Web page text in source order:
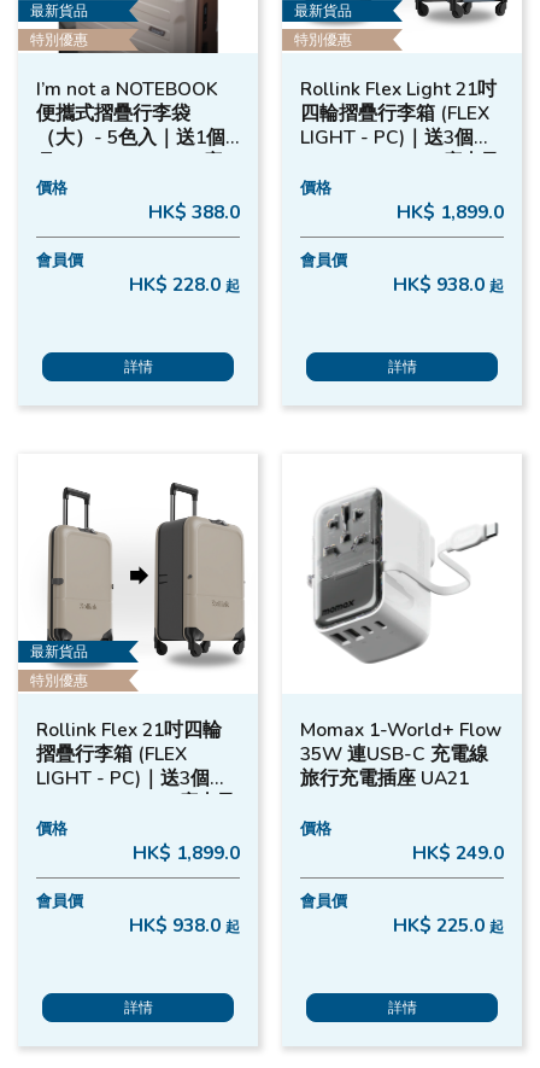
最新貨品
特別優惠
I’m not a NOTEBOOK
便攜式摺疊行李袋
（大）- 5色入｜送1個
月 MOTOGO Care (廣
東及澳門) 旅遊保險
價格
HK$ 388.0
會員價
HK$ 228.0 起
詳情
最新貨品
特別優惠
Rollink Flex Light 21吋
四輪摺疊行李箱 (FLEX
LIGHT - PC)｜送3個月
MOTOGO Care (廣東及
澳門) 旅遊保險 -
Atlantic Blue
價格
HK$ 1,899.0
會員價
HK$ 938.0 起
詳情
最新貨品
特別優惠
Rollink Flex 21吋四輪
摺疊行李箱 (FLEX
LIGHT - PC)｜送3個月
MOTOGO Care (廣東及
澳門) 旅遊保險 - Warm
價格
HK$ 1,899.0
會員價
HK$ 938.0 起
詳情
Momax 1-World+ Flow
35W 連USB-C 充電線
旅行充電插座 UA21
價格
HK$ 249.0
會員價
HK$ 225.0 起
詳情